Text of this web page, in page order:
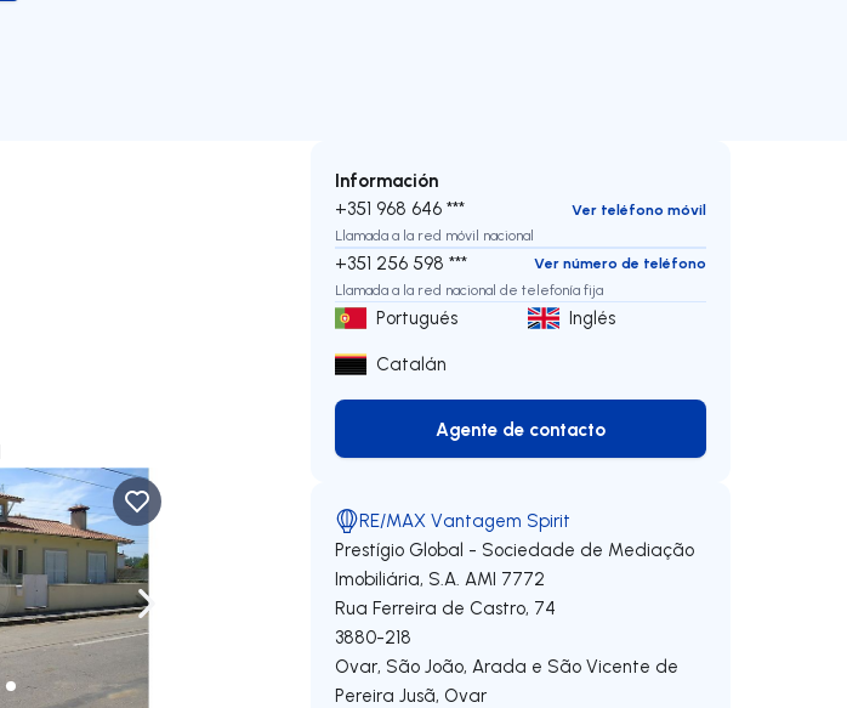
Navegar a la derecha
Información
+351 968 646 ***
Ver teléfono móvil
Llamada a la red móvil nacional
+351 256 598 ***
Ver número de teléfono
Llamada a la red nacional de telefonía fija
Portugués
Inglés
Catalán
Agente de contacto
Agente de contacto
RE/MAX Vantagem Spirit
Prestígio Global - Sociedade de Mediação
Imobiliária, S.A. AMI 7772
Rua Ferreira de Castro, 74
3880-218
Ovar, São João, Arada e São Vicente de
Pereira Jusã, Ovar